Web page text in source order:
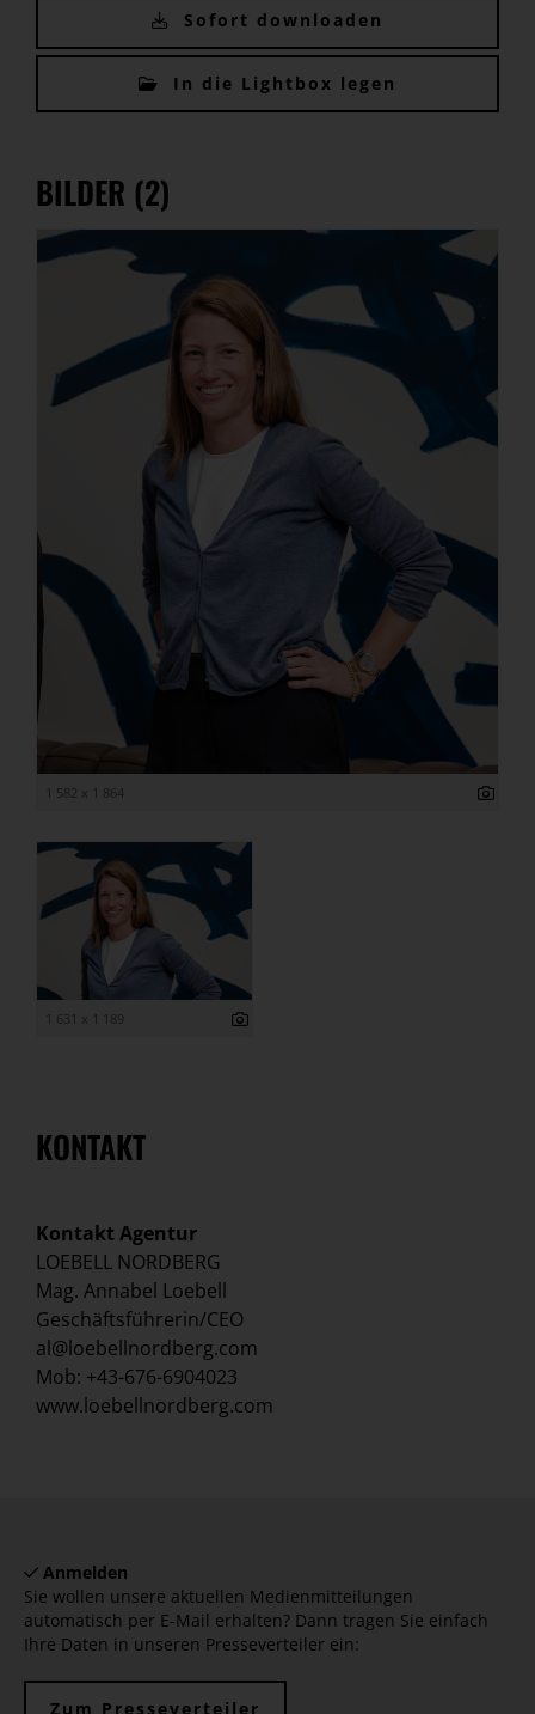
Sofort downloaden
In die Lightbox legen
BILDER (2)
1 582 x 1 864
1 631 x 1 189
KONTAKT
Kontakt Agentur
LOEBELL NORDBERG
Mag. Annabel Loebell
Geschäftsführerin/CEO
al@loebellnordberg.com
Mob: +43-676-6904023
www.loebellnordberg.com
Anmelden
Sie wollen unsere aktuellen Medienmitteilungen
automatisch per E-Mail erhalten? Dann tragen Sie einfach
Ihre Daten in unseren Presseverteiler ein:
Zum Presseverteiler